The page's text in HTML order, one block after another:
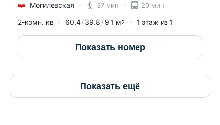
Могилевская
37 мин 20 мин
2-комн. кв 60.4 39.8 9.1 м2 1 этаж из 1
Показать номер
Показать ещё